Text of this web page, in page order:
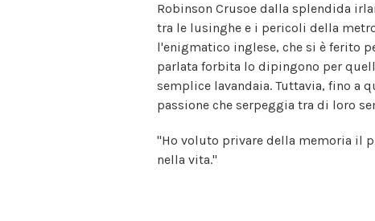
Robinson Crusoe dalla splendida
tra le lusinghe e i pericoli della
l'enigmatico inglese, che si è ferito
parlata forbita lo dipingono per
semplice lavandaia. Tuttavia, fino a
passione che serpeggia tra di loro
"Ho voluto privare della memoria il
nella vita."